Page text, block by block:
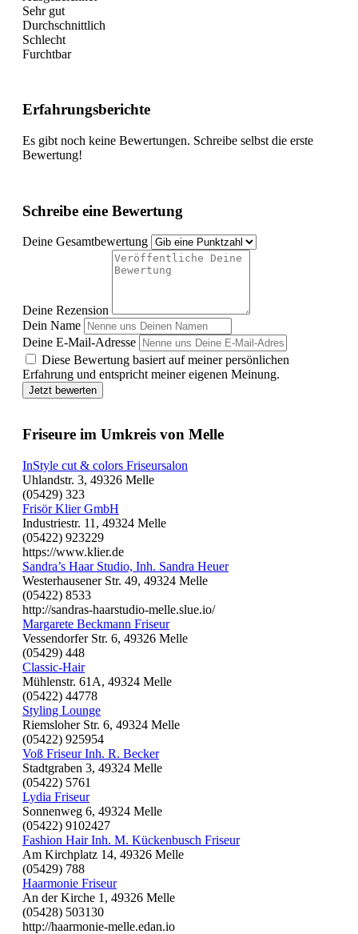
Sehr gut
Durchschnittlich
Schlecht
Furchtbar
Erfahrungsberichte
Es gibt noch keine Bewertungen. Schreibe selbst die erste
Bewertung!
Schreibe eine Bewertung
Deine Gesamtbewertung
Deine Rezension
Dein Name
Deine E-Mail-Adresse
Diese Bewertung basiert auf meiner persönlichen
Erfahrung und entspricht meiner eigenen Meinung.
Jetzt bewerten
Friseure im Umkreis von Melle
InStyle cut & colors Friseursalon
Uhlandstr. 3, 49326 Melle
(05429) 323
Frisör Klier GmbH
Industriestr. 11, 49324 Melle
(05422) 923229
https://www.klier.de
Sandra’s Haar Studio, Inh. Sandra Heuer
Westerhausener Str. 49, 49324 Melle
(05422) 8533
http://sandras-haarstudio-melle.slue.io/
Margarete Beckmann Friseur
Vessendorfer Str. 6, 49326 Melle
(05429) 448
Classic-Hair
Mühlenstr. 61A, 49324 Melle
(05422) 44778
Styling Lounge
Riemsloher Str. 6, 49324 Melle
(05422) 925954
Voß Friseur Inh. R. Becker
Stadtgraben 3, 49324 Melle
(05422) 5761
Lydia Friseur
Sonnenweg 6, 49324 Melle
(05422) 9102427
Fashion Hair Inh. M. Kückenbusch Friseur
Am Kirchplatz 14, 49326 Melle
(05429) 788
Haarmonie Friseur
An der Kirche 1, 49326 Melle
(05428) 503130
http://haarmonie-melle.edan.io